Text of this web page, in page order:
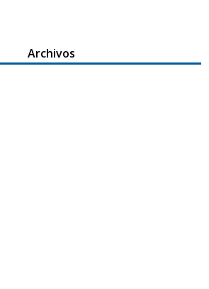
Archivos